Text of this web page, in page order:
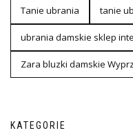
Tanie ubrania tanie
ubrania damskie sklep
Zara bluzki damskie
KATEGORIE